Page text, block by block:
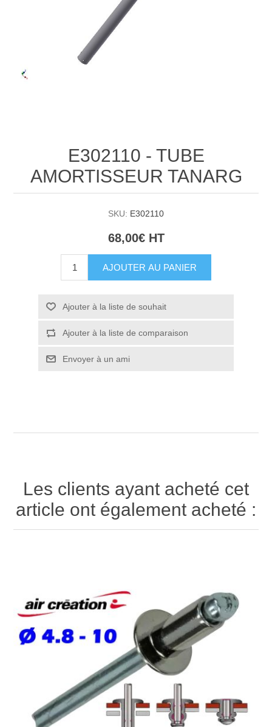
E302110 - TUBE
AMORTISSEUR TANARG
SKU: E302110
68,00€ HT
AJOUTER AU PANIER
Ajouter à la liste de souhait
Ajouter à la liste de comparaison
Envoyer à un ami
Les clients ayant acheté cet
article ont également acheté :